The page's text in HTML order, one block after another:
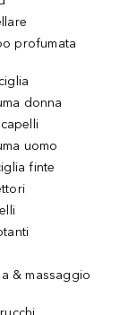
profumata
donna
uomo
finte
& massaggio